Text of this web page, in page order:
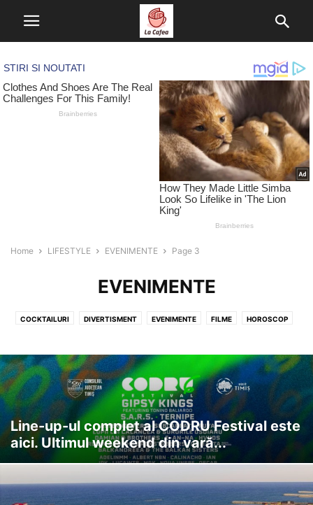
Home LIFESTYLE EVENIMENTE Page 3
EVENIMENTE
COCKTAILURI DIVERTISMENT EVENIMENTE FILME HOROSCOP
Line-up-ul complet al CODRU Festival este
aici. Ultimul weekend din vară...